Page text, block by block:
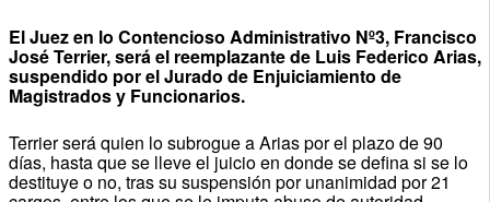
El Juez en lo Contencioso Administrativo Nº3, Francisco
José Terrier, será el reemplazante de Luis Federico Arias,
suspendido por el Jurado de Enjuiciamiento de
Magistrados y Funcionarios.
Terrier será quien lo subrogue a Arias por el plazo de 90
días, hasta que se lleve el juicio en donde se defina si se lo
destituye o no, tras su suspensión por unanimidad por 21